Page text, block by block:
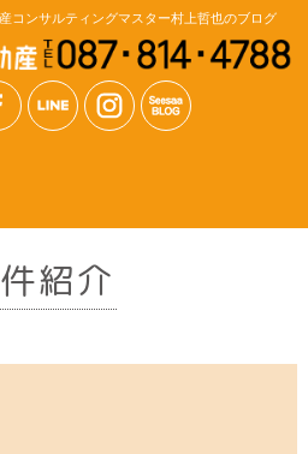
コンサルティングマスター村上哲也のブログ
紹介